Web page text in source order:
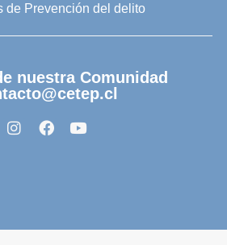
de Prevención del delito
nuestra Comunidad